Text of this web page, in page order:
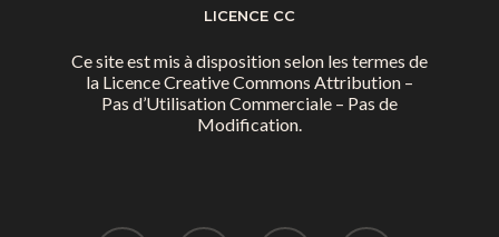
LICENCE CC
Ce site est mis à disposition selon les termes de
la Licence Creative Commons Attribution –
Pas d’Utilisation Commerciale – Pas de
Modification.